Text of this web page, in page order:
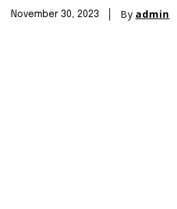
November 30, 2023 By admin